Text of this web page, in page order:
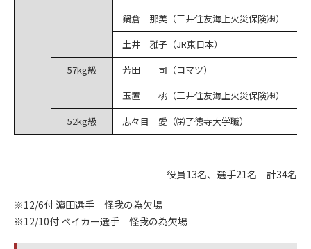
鍋倉 那美（三井住友海上火災保険㈱）
土井 雅子（JR東日本）
57kg級
芳田 司（コマツ）
玉置 桃（三井住友海上火災保険㈱）
52kg級
志々目 愛（㈻了徳寺大学職）
役員13名、選手21名 計34名
※12/6付 濵田選手 怪我の為欠場
※12/10付 ベイカー選手 怪我の為欠場